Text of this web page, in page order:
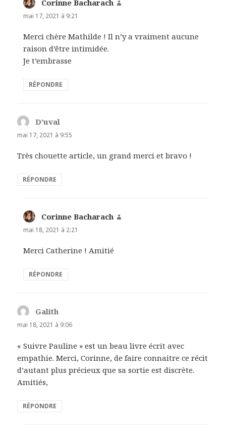
Corinne Bacharach
mai 17, 2021 à 9:21
Merci chère Mathilde ! Il n’y a vraiment aucune
raison d’être intimidée.
Je t’embrasse
RÉPONDRE
D’uval
mai 17, 2021 à 9:55
Très chouette article, un grand merci et bravo !
RÉPONDRE
Corinne Bacharach
mai 18, 2021 à 2:21
Merci Catherine ! Amitié
RÉPONDRE
Galith
mai 18, 2021 à 9:06
« Suivre Pauline » est un beau livre écrit avec
empathie. Merci, Corinne, de faire connaitre ce récit
d’autant plus précieux que sa sortie est discrète.
Amitiés,
RÉPONDRE